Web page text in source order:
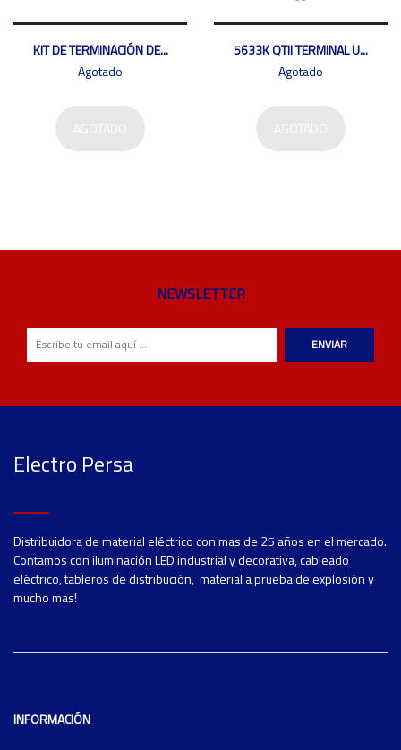
KIT DE TERMINACIÓN DE...
Agotado
5633K QTII TERMINAL U...
Agotado
NEWSLETTER
ENVIAR
Electro Persa
Distribuidora de material eléctrico con mas de 25 años en el mercado.
Contamos con iluminación LED industrial y decorativa, cableado
eléctrico, tableros de distribución, material a prueba de explosión y
mucho mas!
INFORMACIÓN